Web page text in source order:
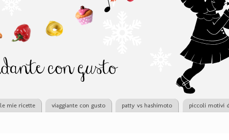
le mie ricette viaggiante con gusto patty vs hashimoto piccoli motivi